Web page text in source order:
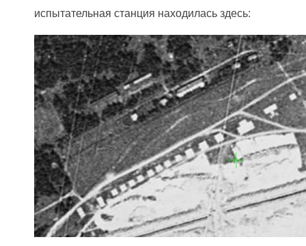
испытательная станция находилась здесь: